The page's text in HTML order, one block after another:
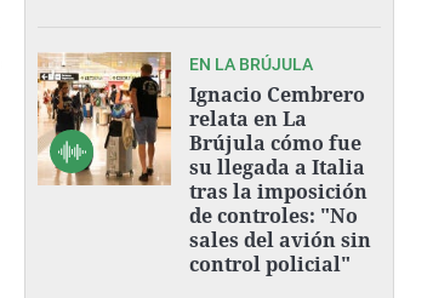
EN LA BRÚJULA
Ignacio Cembrero
relata en La
Brújula cómo fue
su llegada a Italia
tras la imposición
de controles: "No
sales del avión sin
control policial"